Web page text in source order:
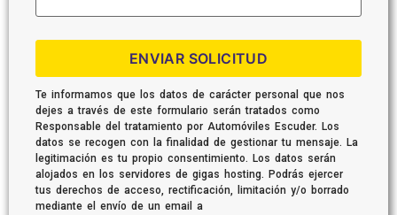
ENVIAR SOLICITUD
Te informamos que los datos de carácter personal que nos
dejes a través de este formulario serán tratados como
Responsable del tratamiento por Automóviles Escuder. Los
datos se recogen con la finalidad de gestionar tu mensaje. La
legitimación es tu propio consentimiento. Los datos serán
alojados en los servidores de gigas hosting. Podrás ejercer
tus derechos de acceso, rectificación, limitación y/o borrado
mediante el envío de un email a